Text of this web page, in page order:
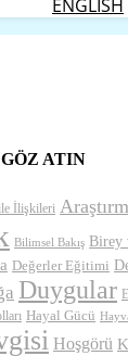
ENGLISH
ATIN
İlişkileri
Bilimsel Bakış Birey
Değerler Eğitimi
Duygular
Hayal Gücü
Hoşgörü